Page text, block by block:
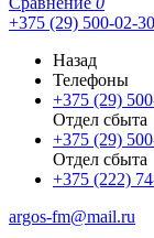
+375 (29) 500-02-30
Назад
Телефоны
+375 (29)
Отдел сбыта
+375 (29)
Отдел сбыта
+375 (222)
argos-fm@mail.ru